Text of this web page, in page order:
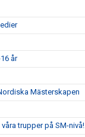
år
Mästerskapen
trupper på SM-nivå!